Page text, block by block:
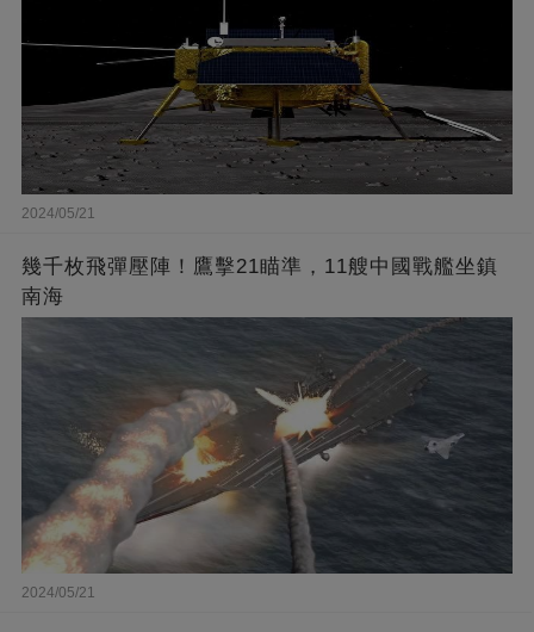
2024/05/21
幾千枚飛彈壓陣！鷹擊21瞄準，11艘中國戰艦坐鎮
南海
2024/05/21